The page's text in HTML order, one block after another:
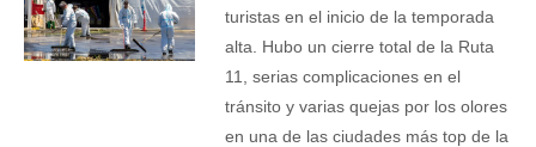
turistas en el inicio de la temporada
alta. Hubo un cierre total de la Ruta
11, serias complicaciones en el
tránsito y varias quejas por los olores
en una de las ciudades más top de la